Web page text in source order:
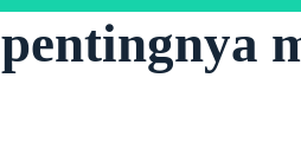
pentingnya